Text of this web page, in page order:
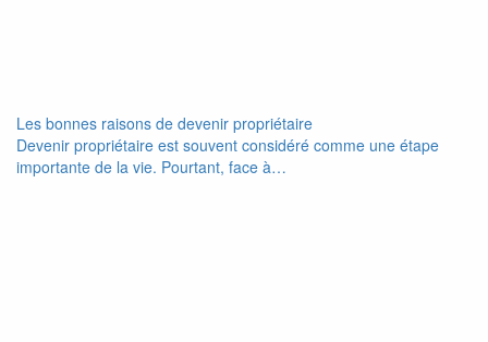
Les bonnes raisons de devenir propriétaire
Devenir propriétaire est souvent considéré comme une étape
importante de la vie. Pourtant, face à…